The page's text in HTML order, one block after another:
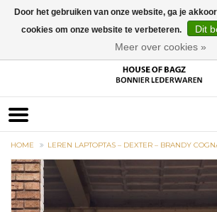
HOME LEREN LAPTOPTAS – DEXTER – BRANDY
Door het gebruiken van onze website, ga je
cookies om onze website te verbeteren.
Dit
Meer over cookies »